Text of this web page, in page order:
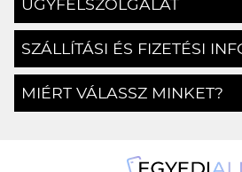
SZÁLLÍTÁSI ÉS FIZETÉSI
MIÉRT VÁLASSZ MINKET?